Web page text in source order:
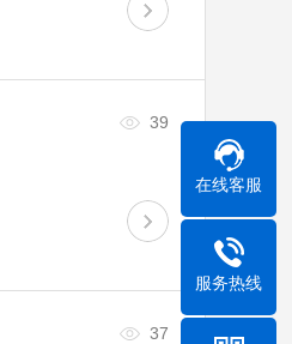
39
37
在线客服
服务热线